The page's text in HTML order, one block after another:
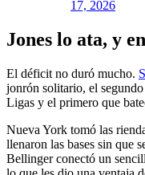
17, 2026
Jones lo ata, y
El déficit no duró mucho.
jonrón solitario, el
Ligas y el primero que
Nueva York tomó las
llenaron las bases sin que
Bellinger conectó un